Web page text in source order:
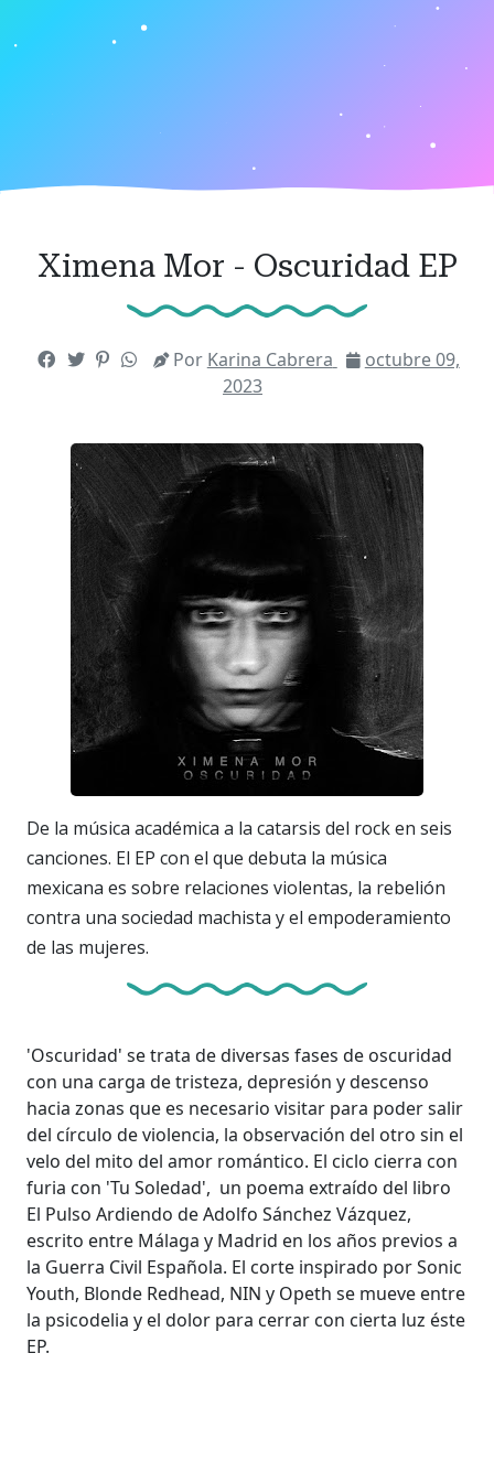
Ximena Mor - Oscuridad EP
Por Karina Cabrera
octubre 09,
2023
De la música académica a la catarsis del rock en seis
canciones. El EP con el que debuta la música
mexicana es sobre relaciones violentas, la rebelión
contra una sociedad machista y el empoderamiento
de las mujeres.
'Oscuridad' se trata de diversas fases de oscuridad
con una carga de tristeza, depresión y descenso
hacia zonas que es necesario visitar para poder salir
del círculo de violencia, la observación del otro sin el
velo del mito del amor romántico. El ciclo cierra con
furia con 'Tu Soledad', un poema extraído del libro
El Pulso Ardiendo de Adolfo Sánchez Vázquez,
escrito entre Málaga y Madrid en los años previos a
la Guerra Civil Española. El corte inspirado por Sonic
Youth, Blonde Redhead, NIN y Opeth se mueve entre
la psicodelia y el dolor para cerrar con cierta luz éste
EP.